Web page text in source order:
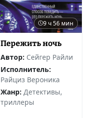
9 ч 56 мин
Пережить ночь
Автор: Сейгер Райли
Исполнитель:
Райциз Вероника
Жанр: Детективы,
триллеры